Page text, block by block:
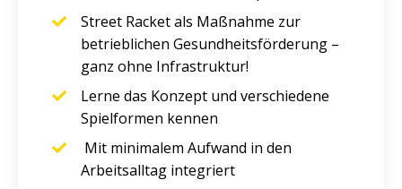
Street Racket als Maßnahme zur
betrieblichen Gesundheitsförderung –
ganz ohne Infrastruktur!
Lerne das Konzept und verschiedene
Spielformen kennen
Mit minimalem Aufwand in den
Arbeitsalltag integriert